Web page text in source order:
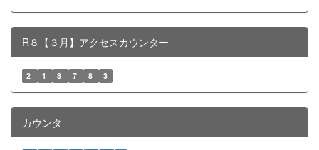
R８【３月】アクセスカウンター
2 1 8 7 8 3
カウンタ